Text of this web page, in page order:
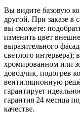
Вы видите базовую
другой. При заказе в
вы сможете:
изменить цвет
выразительного
светлого интерьера);
хромированном или
доводчик, подогрев
вентиляционную
гарантирует
гарантия 24 месяца
качестве.